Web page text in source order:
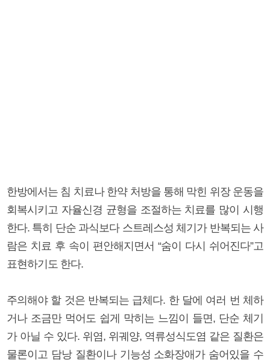
한방에서는 침 치료나 한약 처방을 통해 막힌 위장 운동을
회복시키고 자율신경 균형을 조절하는 치료를 많이 시행
한다. 특히 단순 과식보다 스트레스성 체기가 반복되는 사
람은 치료 후 속이 편안해지면서 “숨이 다시 쉬어진다”고
표현하기도 한다.
주의해야 할 것은 반복되는 급체다. 한 달에 여러 번 체하
거나 조금만 먹어도 쉽게 막히는 느낌이 들면, 단순 체기
가 아닐 수 있다. 위염, 위궤양, 역류성식도염 같은 질환은
물론이고 담낭 질환이나 기능성 소화장애가 숨어있을 수